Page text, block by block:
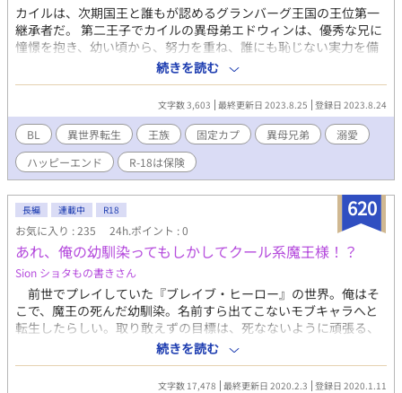
カイルは、次期国王と誰もが認めるグランバーグ王国の王位第一
継承者だ。 第二王子でカイルの異母弟エドウィンは、優秀な兄に
憧憬を抱き、幼い頃から、努力を重ね、誰にも恥じない実力を備
えた青年に成長していた。 そんなエドウィンに厳しい態度を見せ
続けるカイル。 決して自分を振り返ることのない兄に、エドウィ
ンは兄から疎まれているのではないかと疑念を持つようになって
いた。 そんなある日、初めてカイルの執務室に呼び出されたエド
ウィンは、カイルから裏切りとも受け取れる話を聞かされる。 CP
エドウィン（第二王子・金髪・碧眼・負けず嫌いの美丈夫の弟）
×カイル（第一王子・黒髪・碧眼・弟に厳しいクールビューティ
ーだけど？） 不定期更新です。 のんびりとお付き合いいただけた
ら幸いです。
続きを読む
文字数 3,603 最終更新日 2023.8.25 登録日 2023.8.24
BL 異世界転生 王族 固定カプ 異母兄弟
溺愛
ハッピーエンド
R-18は保険
620
長編 連載中 R18
お気に入り : 235 24h.ポイント : 0
あれ、俺の幼馴染ってもしかしてクール系魔王様！？
Sion ショタもの書きさん
前世でプレイしていた『ブレイブ・ヒーロー』の世界。俺はそ
こで、魔王の死んだ幼馴染。名前すら出てこないモブキャラへと
転生したらしい。取り敢えずの目標は、死なないように頑張る、
だ！ そこで何というか、一つ疑問がある。 未来の魔王様の成
長を見てて感じるんだが、クール系魔王様の片鱗がない。……と
いうのも、俺の目の前にいるのは、クールとは程遠い、すごく可
続きを読む
文字数 17,478 最終更新日 2020.2.3 登録日 2020.1.11